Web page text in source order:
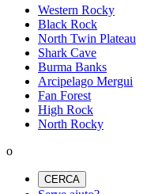
Western Rocky
Black Rock
North Twin Plateau
Shark Cave
Burma Banks
Arcipelago Mergui
Fan Forest
High Rock
North Rocky
o
CERCA